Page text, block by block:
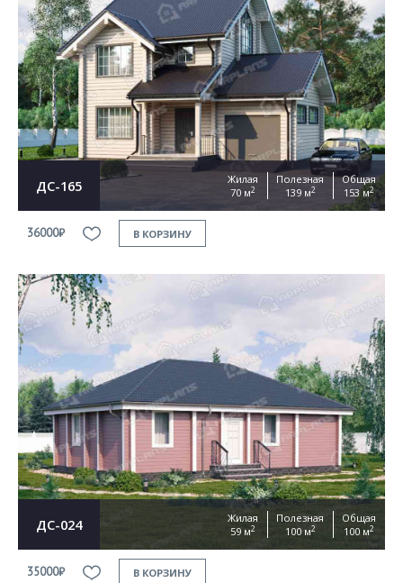
ДС-165
Жилая
70 м2
Полезная
139 м2
Общая
153 м2
36000₽ В КОРЗИНУ
ДС-024
Жилая
59 м2
Полезная
100 м2
Общая
100 м2
35000₽ В КОРЗИНУ
Прикрепить файл
Согласен на обработку персональных данных
This site is protected by reCAPTCHA and the GooglePrivacy PolicyandTerms of Service
ОТПРАВИТЬ